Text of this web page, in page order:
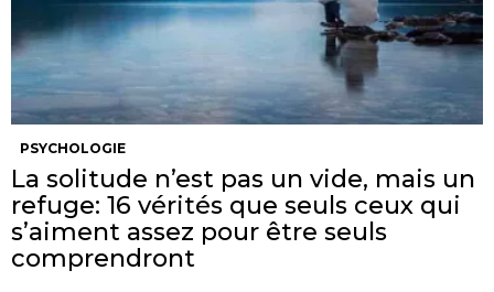
PSYCHOLOGIE
La solitude n’est pas un vide, mais un
refuge: 16 vérités que seuls ceux qui
s’aiment assez pour être seuls
comprendront